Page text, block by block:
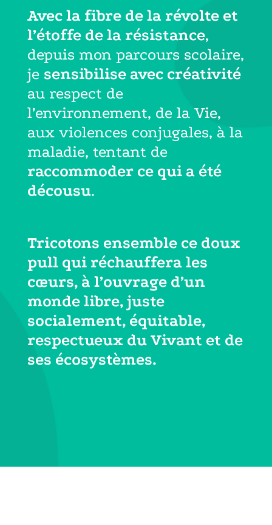
Avec la fibre de la révolte et
l’étoffe de la résistance,
depuis mon parcours scolaire,
je sensibilise avec créativité
au respect de
l’environnement, de la Vie,
aux violences conjugales, à la
maladie, tentant de
raccommoder ce qui a été
décousu.
Tricotons ensemble ce doux
pull qui réchauffera les
cœurs, à l’ouvrage d’un
monde libre, juste
socialement, équitable,
respectueux du Vivant et de
ses écosystèmes.